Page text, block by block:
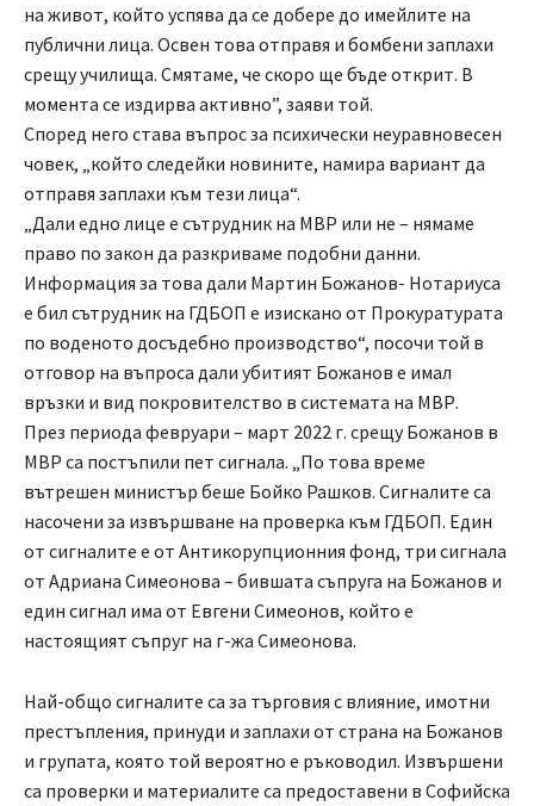
на живот, който успява да се добере до имейлите на
публични лица. Освен това отправя и бомбени заплахи
срещу училища. Смятаме, че скоро ще бъде открит. В
момента се издирва активно”, заяви той.
Според него става въпрос за психически неуравновесен
човек, „който следейки новините, намира вариант да
отправя заплахи към тези лица“.
„Дали едно лице е сътрудник на МВР или не – нямаме
право по закон да разкриваме подобни данни.
Информация за това дали Мартин Божанов- Нотариуса
е бил сътрудник на ГДБОП е изискано от Прокуратурата
по воденото досъдебно производство“, посочи той в
отговор на въпроса дали убитият Божанов е имал
връзки и вид покровителство в системата на МВР.
През периода февруари – март 2022 г. срещу Божанов в
МВР са постъпили пет сигнала. „По това време
вътрешен министър беше Бойко Рашков. Сигналите са
насочени за извършване на проверка към ГДБОП. Един
от сигналите е от Антикорупционния фонд, три сигнала
от Адриана Симеонова – бившата съпруга на Божанов и
един сигнал има от Евгени Симеонов, който е
настоящият съпруг на г-жа Симеонова.
Най-общо сигналите са за търговия с влияние, имотни
престъпления, принуди и заплахи от страна на Божанов
и групата, която той вероятно е ръководил. Извършени
са проверки и материалите са предоставени в Софийска